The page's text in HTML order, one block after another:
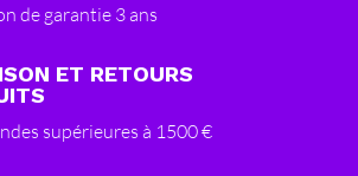
de garantie 3 ans
ET RETOURS
supérieures à 1500 €